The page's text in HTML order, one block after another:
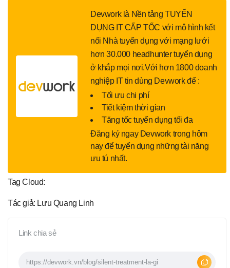
Devwork là Nền tảng TUYỂN
DỤNG IT CẤP TỐC với mô hình kết
nối Nhà tuyển dụng với mạng lưới
hơn 30.000 headhunter tuyển dụng
ở khắp mọi nơi.Với hơn 1800 doanh
nghiệp IT tin dùng Devwork để :
Tối ưu chi phí
Tiết kiệm thời gian
Tăng tốc tuyển dụng tối đa
Đăng ký ngay Devwork trong hôm
nay để tuyển dụng những tài năng
ưu tú nhất.
Tag Cloud:
Tác giả: Lưu Quang Linh
Link chia sẻ